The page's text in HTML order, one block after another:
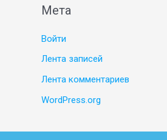
Мета
Войти
Лента записей
Лента комментариев
WordPress.org